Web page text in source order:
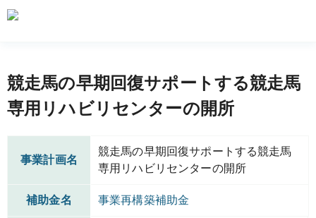
競走馬の早期回復サポートする競走馬
専用リハビリセンターの開所
事業計画名
競走馬の早期回復サポートする競走馬
専用リハビリセンターの開所
補助金名 事業再構築補助金